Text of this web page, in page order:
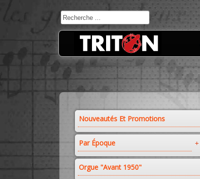
Nouveautés Et Promotions
Par Époque
Orgue "avant 1950"